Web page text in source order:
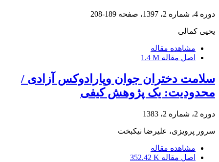
دوره 4، شماره 2، 1397، صفحه 189-208
یحیی کمالی
مشاهده مقاله
اصل مقاله 1.4 M
سلامت دختران جوان وپارادوکس آزادی /
محدودیت: یک پژوهش کیفی
دوره 2، شماره 2، 1383
سرور پرویزی، علیرضا نیکبخت
مشاهده مقاله
اصل مقاله 352.42 K